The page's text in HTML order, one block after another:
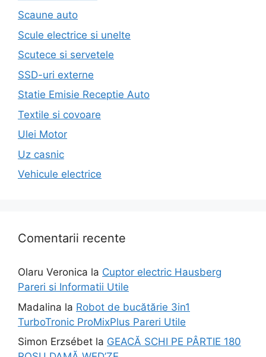
Scaune auto
Scule electrice si unelte
Scutece si servetele
SSD-uri externe
Statie Emisie Receptie Auto
Textile si covoare
Ulei Motor
Uz casnic
Vehicule electrice
Comentarii recente
Olaru Veronica la Cuptor electric Hausberg
Pareri si Informatii Utile
Madalina la Robot de bucătărie 3in1
TurboTronic ProMixPlus Pareri Utile
Simon Erzsébet la GEACĂ SCHI PE PÂRTIE 180